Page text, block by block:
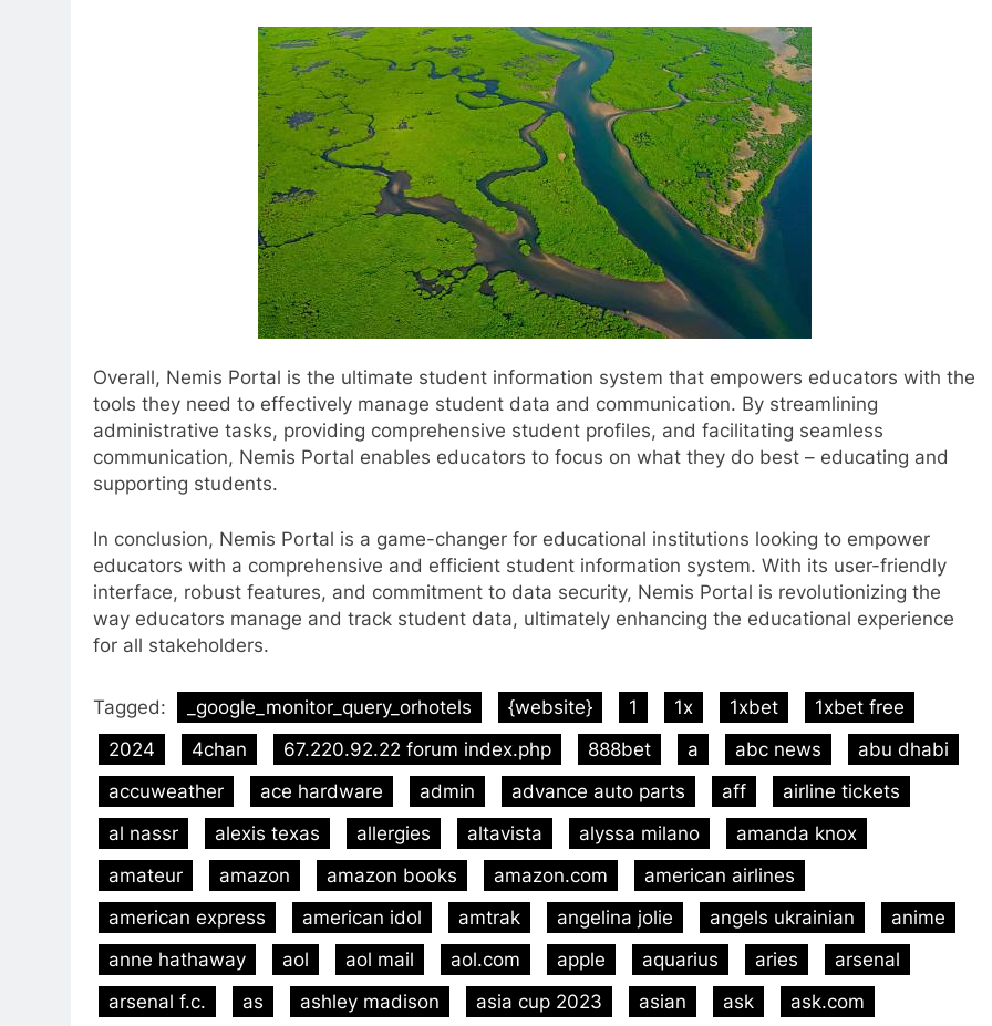
Overall, Nemis Portal is the ultimate student information system that empowers educators with the
tools they need to effectively manage student data and communication. By streamlining
administrative tasks, providing comprehensive student profiles, and facilitating seamless
communication, Nemis Portal enables educators to focus on what they do best – educating and
supporting students.
In conclusion, Nemis Portal is a game-changer for educational institutions looking to empower
educators with a comprehensive and efficient student information system. With its user-friendly
interface, robust features, and commitment to data security, Nemis Portal is revolutionizing the
way educators manage and track student data, ultimately enhancing the educational experience
for all stakeholders.
Tagged: _google_monitor_query_orhotels {website} 1 1x 1xbet
1xbet free
2024
4chan 67.220.92.22 forum index.php 888bet a abc news
abu dhabi
accuweather
ace hardware admin advance auto parts aff
airline tickets
al nassr
alexis texas allergies altavista alyssa milano
amanda knox
amateur
amazon amazon books amazon.com
american airlines
american express
american idol amtrak angelina jolie angels ukrainian
anime
anne hathaway
aol aol mail aol.com apple aquarius aries
arsenal
arsenal f.c.
as ashley madison asia cup 2023 asian ask ask.com